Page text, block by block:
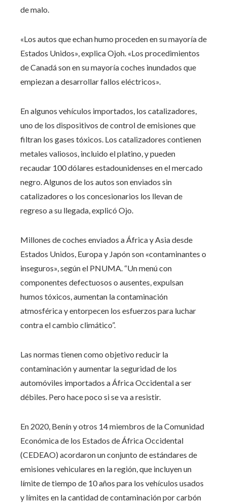
de malo.
«Los autos que echan humo proceden en su mayoría de
Estados Unidos», explica Ojoh. «Los procedimientos
de Canadá son en su mayoría coches inundados que
empiezan a desarrollar fallos eléctricos».
En algunos vehículos importados, los catalizadores,
uno de los dispositivos de control de emisiones que
filtran los gases tóxicos. Los catalizadores contienen
metales valiosos, incluido el platino, y pueden
recaudar 100 dólares estadounidenses en el mercado
negro. Algunos de los autos son enviados sin
catalizadores o los concesionarios los llevan de
regreso a su llegada, explicó Ojo.
Millones de coches enviados a África y Asia desde
Estados Unidos, Europa y Japón son «contaminantes o
inseguros», según el PNUMA. “Un menú con
componentes defectuosos o ausentes, expulsan
humos tóxicos, aumentan la contaminación
atmosférica y entorpecen los esfuerzos para luchar
contra el cambio climático”.
Las normas tienen como objetivo reducir la
contaminación y aumentar la seguridad de los
automóviles importados a África Occidental a ser
débiles. Pero hace poco si se va a resistir.
En 2020, Benín y otros 14 miembros de la Comunidad
Económica de los Estados de África Occidental
(CEDEAO) acordaron un conjunto de estándares de
emisiones vehiculares en la región, que incluyen un
límite de tiempo de 10 años para los vehículos usados ​​
y límites en la cantidad de contaminación por carbón